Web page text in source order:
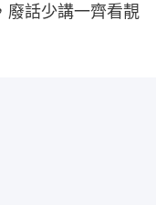
廢話少講一齊看靚